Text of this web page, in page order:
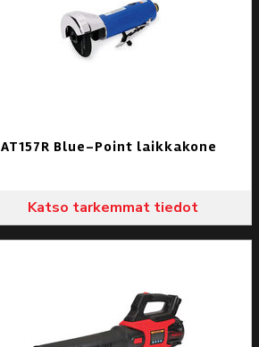
AT157R Blue-Point laikkakone
Katso tarkemmat tiedot